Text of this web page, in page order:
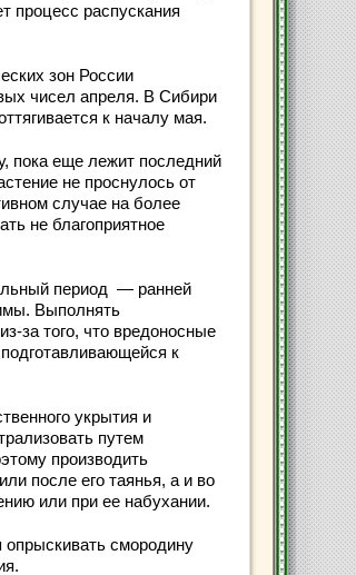
процесс распускания
зон России
чисел апреля. В Сибири
к началу мая.
пока еще лежит последний
не проснулось от
случае на более
не благоприятное
период — ранней
Выполнять
за того, что вредоносные
к
укрытия и
путем
производить
после его таянья, а и во
или при ее набухании.
смородину